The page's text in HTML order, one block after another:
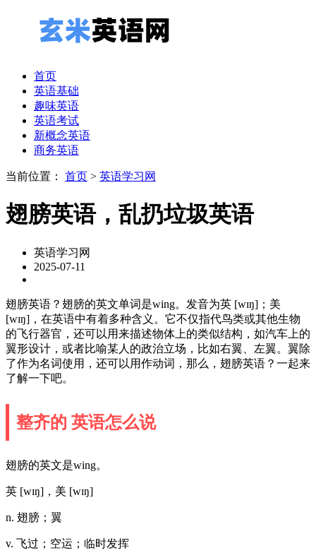
首页
英语基础
趣味英语
英语考试
新概念英语
商务英语
当前位置： 首页 > 英语学习网
翅膀英语，乱扔垃圾英语
英语学习网
2025-07-11
翅膀英语？翅膀的英文单词是wing。发音为英 [wɪŋ]；美
[wɪŋ]，在英语中有着多种含义。它不仅指代鸟类或其他生物
的飞行器官，还可以用来描述物体上的类似结构，如汽车上的
翼形设计，或者比喻某人的政治立场，比如右翼、左翼。翼除
了作为名词使用，还可以用作动词，那么，翅膀英语？一起来
了解一下吧。
整齐的 英语怎么说
翅膀的英文是wing。
英 [wɪŋ]，美 [wɪŋ]
n. 翅膀；翼
v. 飞过；空运；临时发挥